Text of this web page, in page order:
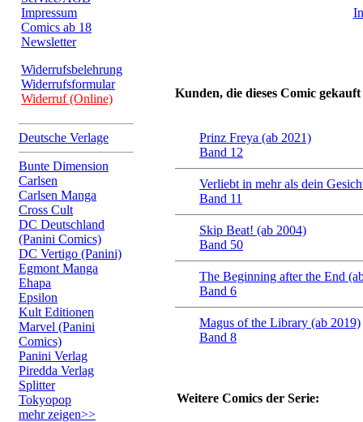
Impressum
Comics ab 18
Newsletter
Widerrufsbelehrung
Widerrufsformular
Widerruf (Online)
Deutsche Verlage
Bunte Dimension
Carlsen
Carlsen Manga
Cross Cult
DC Deutschland
(Panini Comics)
DC Vertigo (Panini)
Egmont Manga
Ehapa
Epsilon
Kult Editionen
Marvel (Panini
Comics)
Panini Verlag
Piredda Verlag
Splitter
Tokyopop
mehr zeigen>>
Kunden, die dieses Comic
Prinz Freya (ab 2021)
Band 12
Verliebt in mehr als dein
Band 11
Skip Beat! (ab 2004)
Band 50
The Beginning after the End
Band 6
Magus of the Library (ab 2019)
Band 8
Weitere Comics der Serie: